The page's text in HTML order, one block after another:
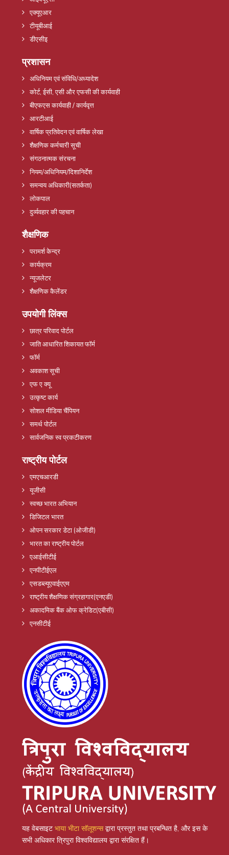
एक्यूएआर
टीयूबीआई
डीएसीइ
प्रशासन
अधिनियम एवं संविधि/अध्यादेश
कोर्ट, ईसी, एसी और एफसी की कार्यवाही
बीएफएस कार्यवाही / कार्यवृत्त
आरटीआई
वार्षिक प्रतिवेदन एवं वार्षिक लेखा
शैक्षणिक कर्मचारी सूची
संगठनात्मक संरचना
नियम/अधिनियम/दिशानिर्देश
समन्वय अधिकारी(सतर्कता)
लोकपाल
दुर्व्यवहार की पहचान
शैक्षणिक
परामर्श केन्द्र
कार्यक्रम
न्यूजलेटर
शैक्षणिक कैलेंडर
उपयोगी लिंक्स
छात्र परिवाद पोर्टल
जाति आधारित शिकायत फॉर्म
फॉर्म
अवकाश सूची
एफ ए क्यू
उत्कृष्ट कार्य
सोशल मीडिया चैंपियन
समर्थ पोर्टल
सार्वजनिक स्व प्रकटीकरण
राष्ट्रीय पोर्टल
एमएचआरडी
यूजीसी
स्वच्छ भारत अभियान
डिजिटल भारत
ओपन सरकार डेटा (ओजीडी)
भारत का राष्ट्रीय पोर्टल
एआईसीटीई
एनपीटीईएल
एसडब्ल्यूएवाईएएम
राष्ट्रीय शैक्षणिक संग्रहागार(एनएडी)
अकादमिक बैंक ओफ क्रेडिट(एबीसी)
एनसीटीई
यह वेबसाइट भाया भीटा सॉलूशन्सद्वारा प्रस्तुत तथा प्रबन्धित है, और इस के
सभी अधिकार त्रिपुरा विश्वविद्यालय द्वारा संरक्षित हैं।